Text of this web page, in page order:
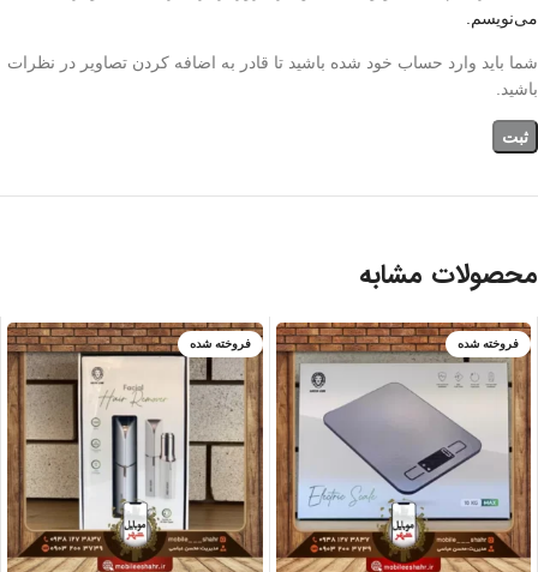
می‌نویسم.
شما باید وارد حساب خود شده باشید تا قادر به اضافه کردن تصاویر در نظرات
باشید.
محصولات مشابه
فروخته شده فروخته شده